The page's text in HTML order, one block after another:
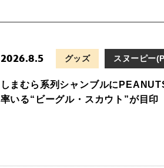
2026.8.5 グッズ スヌーピー
しまむら系列シャンブルに
率いる“ビーグル・スカウト”が目印